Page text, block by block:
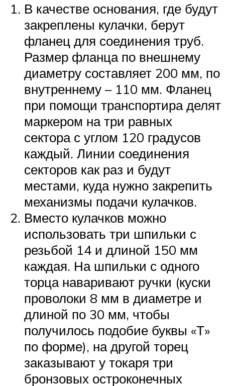
В качестве основания, где будут
закреплены кулачки, берут
фланец для соединения труб.
Размер фланца по внешнему
диаметру составляет 200 мм, по
внутреннему – 110 мм. Фланец
при помощи транспортира делят
маркером на три равных
сектора с углом 120 градусов
каждый. Линии соединения
секторов как раз и будут
местами, куда нужно закрепить
механизмы подачи кулачков.
Вместо кулачков можно
использовать три шпильки с
резьбой 14 и длиной 150 мм
каждая. На шпильки с одного
торца наваривают ручки (куски
проволоки 8 мм в диаметре и
длиной по 30 мм, чтобы
получилось подобие буквы «Т»
по форме), на другой торец
заказывают у токаря три
бронзовых остроконечных